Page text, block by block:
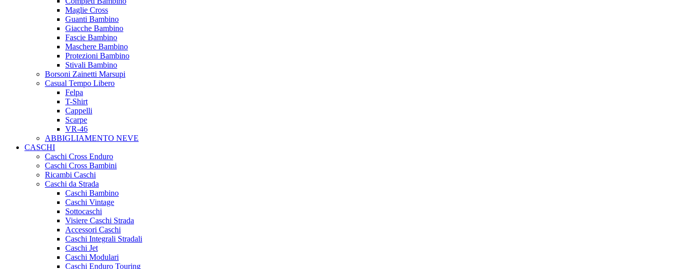
Maglie Cross
Guanti Bambino
Giacche Bambino
Fascie Bambino
Maschere Bambino
Protezioni Bambino
Stivali Bambino
Borsoni Zainetti Marsupi
Casual Tempo Libero
Felpa
T-Shirt
Cappelli
Scarpe
VR-46
ABBIGLIAMENTO NEVE
CASCHI
Caschi Cross Enduro
Caschi Cross Bambini
Ricambi Caschi
Caschi da Strada
Caschi Bambino
Caschi Vintage
Sottocaschi
Visiere Caschi Strada
Accessori Caschi
Caschi Integrali Stradali
Caschi Jet
Caschi Modulari
Caschi Enduro Touring